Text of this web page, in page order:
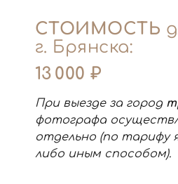
СТОИМОСТЬ
г. Брянска:
13 000 ₽
При выезде за город
фотографа
отдельно (по тарифу
либо иным способом).